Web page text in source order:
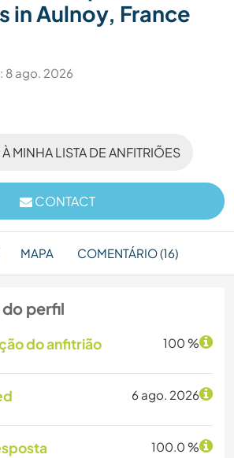
in Aulnoy, France
8 ago. 2026
MINHA LISTA DE ANFITRIÕES
CONTACT
MAPA COMENTÁRIO (16)
perfil
do anfitrião 100 %
6 ago. 2026
100.0 %